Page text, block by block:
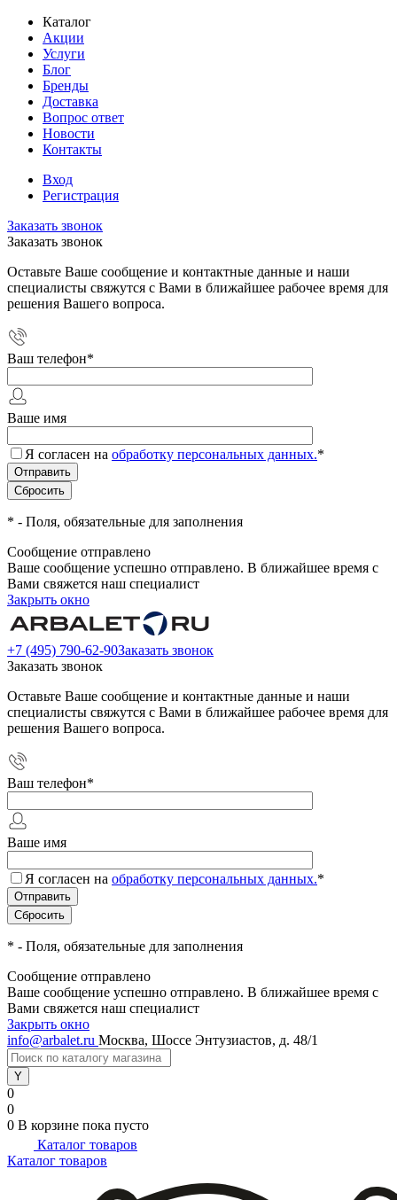
Каталог
Акции
Услуги
Блог
Бренды
Доставка
Вопрос ответ
Новости
Контакты
Вход
Регистрация
Заказать звонок
Заказать звонок
Оставьте Ваше сообщение и контактные данные и наши
специалисты свяжутся с Вами в ближайшее рабочее время для
решения Вашего вопроса.
Ваш телефон*
Ваше имя
Я согласен на обработку персональных данных.*
* - Поля, обязательные для заполнения
Сообщение отправлено
Ваше сообщение успешно отправлено. В ближайшее время с
Вами свяжется наш специалист
Закрыть окно
+7 (495) 790-62-90Заказать звонок
Заказать звонок
Оставьте Ваше сообщение и контактные данные и наши
специалисты свяжутся с Вами в ближайшее рабочее время для
решения Вашего вопроса.
Ваш телефон*
Ваше имя
Я согласен на обработку персональных данных.*
* - Поля, обязательные для заполнения
Сообщение отправлено
Ваше сообщение успешно отправлено. В ближайшее время с
Вами свяжется наш специалист
Закрыть окно
info@arbalet.ru Москва, Шоссе Энтузиастов, д. 48/1
0
0
0 В корзине пока пусто
Каталог товаров
Каталог товаров